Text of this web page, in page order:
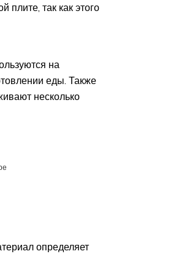
плите, так как этого
на
еды. Также
несколько
определяет